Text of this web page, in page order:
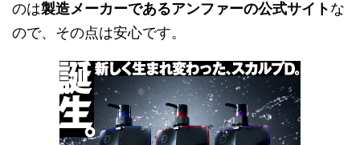
のは製造メーカーであるアンファーの公式サイト な
ので、その点は安心です。